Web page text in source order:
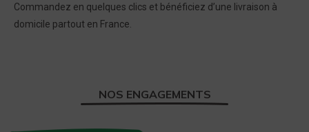
Commandez en quelques clics et bénéficiez d’une livraison à
domicile partout en France.
NOS ENGAGEMENTS